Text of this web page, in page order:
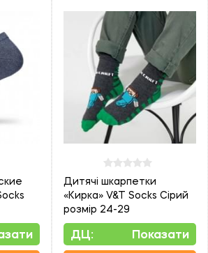
Дитячі шкарпетки
«Кирка» V&T Socks Сірий
розмір 24-29
ДЦ: Показати